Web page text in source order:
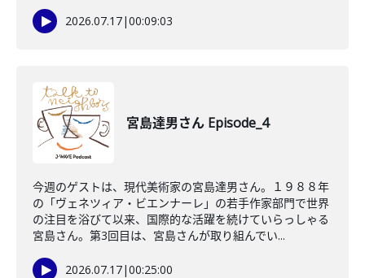
2026.07.17|00:09:03
宮島達男さん Episode_4
今週のゲストは、現代美術家の宮島達男さん。１９８８年
の「ヴェネツィア・ビエンナーレ」の若手作家部門で世界
の注目を浴びて以来、国際的な活躍を続けていらっしゃる
宮島さん。第3回目は、宮島さんが取り組んでい...
2026.07.17|00:25:00